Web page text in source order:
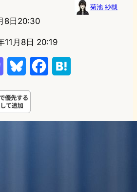
菊池 紗槻
8日20:30
11月8日 20:19
s
t
u
e
e
e